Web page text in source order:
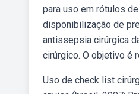
para uso em rótulos
disponibilização de
antissepsia cirúrgica
cirúrgico. O objetivo é
Uso de check list